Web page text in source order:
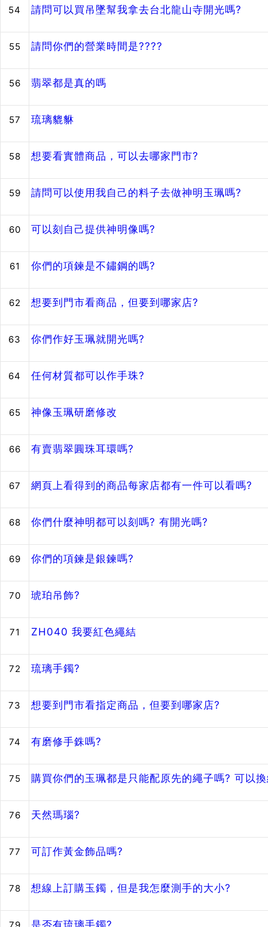
54 請問可以買吊墜幫我拿去台北龍山寺開光嗎?
55 請問你們的營業時間是????
56 翡翠都是真的嗎
57 琉璃貔貅
58 想要看實體商品，可以去哪家門市?
59 請問可以使用我自己的料子去做神明玉珮嗎?
60 可以刻自己提供神明像嗎?
61 你們的項鍊是不鏽鋼的嗎?
62 想要到門市看商品，但要到哪家店?
63 你們作好玉珮就開光嗎?
64 任何材質都可以作手珠?
65 神像玉珮研磨修改
66 有賣翡翠圓珠耳環嗎?
67 網頁上看得到的商品每家店都有一件可以看嗎?
68 你們什麼神明都可以刻嗎? 有開光嗎?
69 你們的項鍊是銀鍊嗎?
70 琥珀吊飾?
71 ZH040 我要紅色繩結
72 琉璃手鐲?
73 想要到門市看指定商品，但要到哪家店?
74 有磨修手銖嗎?
75 購買你們的玉珮都是只能配原先的繩子嗎? 可以
76 天然瑪瑙?
77 可訂作黃金飾品嗎?
78 想線上訂購玉鐲，但是我怎麼測手的大小?
是否有琉璃手鐲?